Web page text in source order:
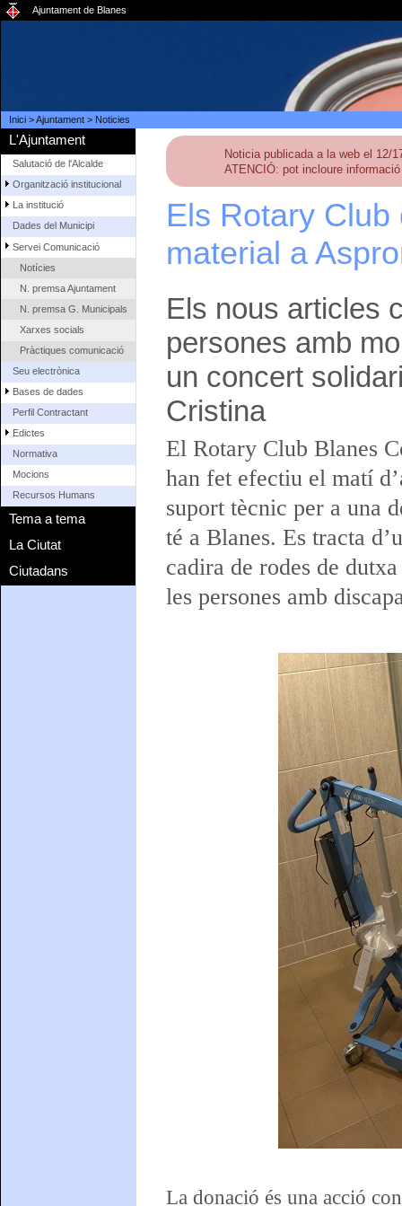
Ajuntament de Blanes
Inici>Ajuntament> Noticies
L'Ajuntament
Salutació de l'Alcalde
Organització institucional
La institució
Dades del Municipi
Servei Comunicació
Notícies
N. premsa Ajuntament
N. premsa G. Municipals
Xarxes socials
Pràctiques comunicació
Seu electrònica
Bases de dades
Perfil Contractant
Edictes
Normativa
Mocions
Recursos Humans
Tema a tema
La Ciutat
Ciutadans
Noticia publicada a la web el 12/
ATENCIÓ: pot incloure
Els Rotary
material a
Els nous articles
persones amb
un concert
Cristina
El Rotary Club Blanes
han fet efectiu el matí
suport tècnic per a una
té a Blanes. Es tracta
cadira de rodes de
les persones amb
La donació és una acció